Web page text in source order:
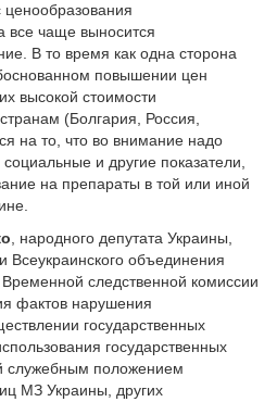
все чаще выносится
В то время как одна сторона
повышении цен
высокой стоимости
(Болгария, Россия,
на то, что во внимание надо
и другие показатели,
на препараты в той или иной
, народного депутата Украины,
Всеукраинского объединения
следственной комиссии
фактов нарушения
государственных
государственных
служебным положением
МЗ Украины, других